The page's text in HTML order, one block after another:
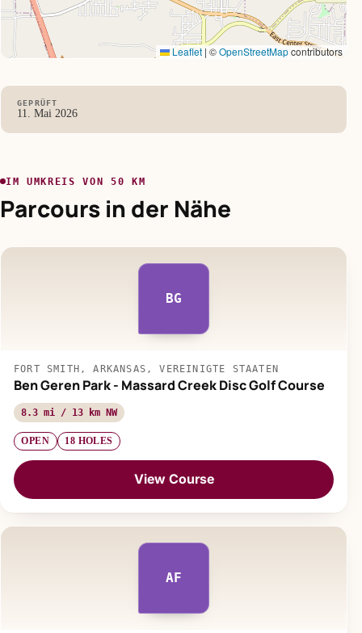
Leaflet | ©OpenStreetMapcontributors
GEPRÜFT
11. Mai 2026
IM UMKREIS VON 50 KM
Parcours in der Nähe
BG
FORT SMITH, ARKANSAS, VEREINIGTE STAATEN
Ben Geren Park - Massard Creek Disc Golf Course
8.3 mi / 13 km NW
OPEN 18 HOLES
View Course
AF